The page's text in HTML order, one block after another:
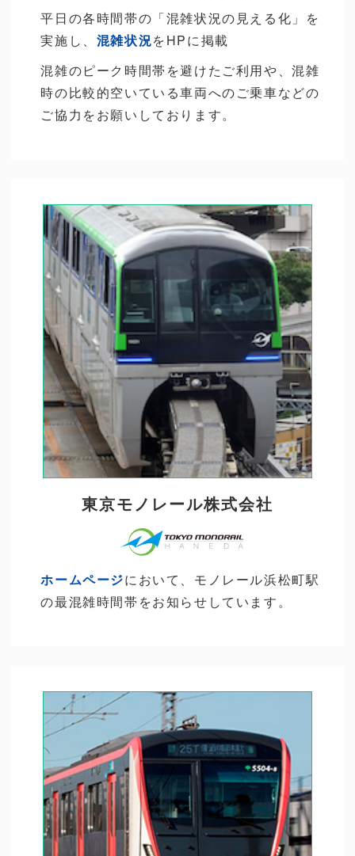
平日の各時間帯の「混雑状況の見える化」を
実施し、 混雑状況をHPに掲載
混雑のピーク時間帯を避けたご利用や、混雑
時の比較的空いている車両へのご乗車などの
ご協力をお願いしております。
東京モノレール株式会社
ホームページにおいて、モノレール浜松町駅
の最混雑時間帯をお知らせしています。